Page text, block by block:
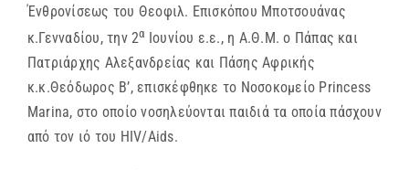
Ένθρονίσεως του Θεοφιλ. Επισκόπου Μποτσουάνας
κ.Γενναδίου, την 2α Ιουνίου ε.ε., η Α.Θ.Μ. ο Πάπας και
Πατριάρχης Αλεξανδρείας και Πάσης Αφρικής
κ.κ.Θεόδωρος Β’, επισκέφθηκε το Νοσοκομείο Princess
Marina, στο οποίο νοσηλεύονται παιδιά τα οποία πάσχουν
από τον ιό του HIV/Aids.